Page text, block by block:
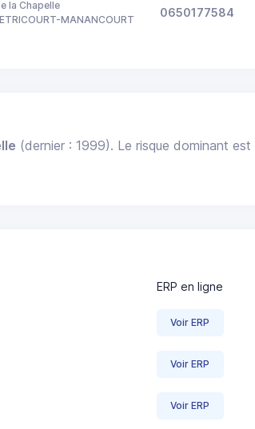
la Chapelle
MANANCOURT
0650177584
(dernier : 1999). Le risque dominant est
ERP en ligne
Voir ERP
Voir ERP
Voir ERP